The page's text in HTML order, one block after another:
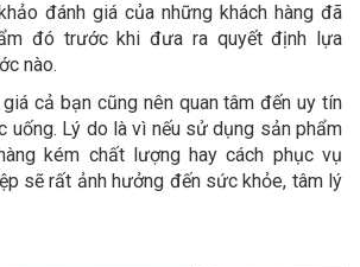
đánh giá của những khách hàng đã
đó trước khi đưa ra quyết định lựa
nào.
cả bạn cũng nên quan tâm đến uy tín
uống. Lý do là vì nếu sử dụng sản phẩm
kém chất lượng hay cách phục vụ
sẽ rất ảnh hưởng đến sức khỏe, tâm lý